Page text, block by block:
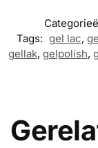
Tags: gel lac,
gellak, gelpolish,